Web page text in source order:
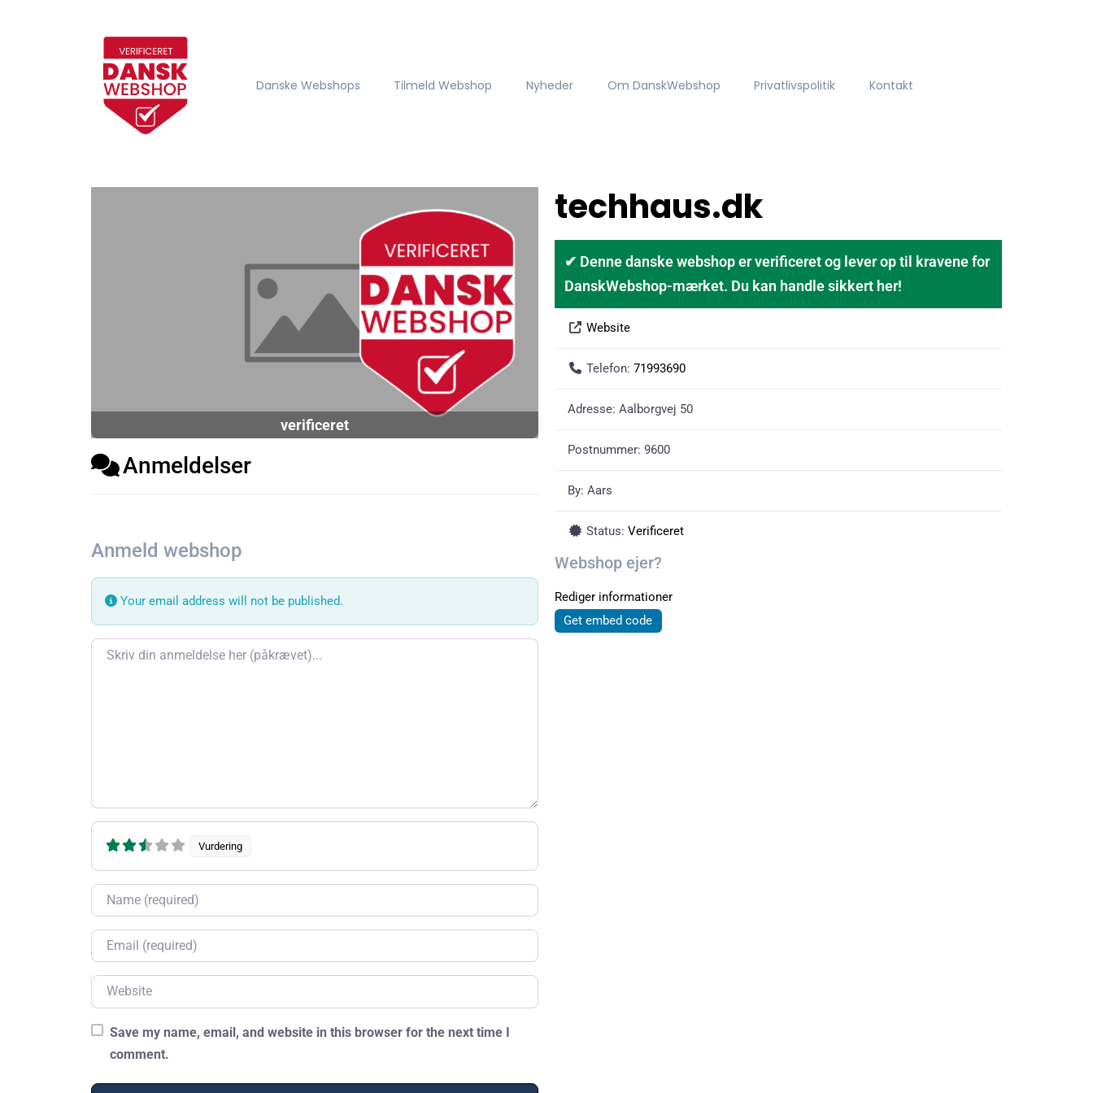
Danske Webshops Tilmeld Webshop Nyheder Om DanskWebshop Privatlivspolitik Kontakt
verificeret
Anmeldelser
Anmeld webshop
Your email address will not be published.
Review text
Vurdering
Name
Email
Website
Save my name, email, and website in this browser for the next time I
comment.
techhaus.dk
✔ Denne danske webshop er verificeret og lever op til kravene for
DanskWebshop-mærket. Du kan handle sikkert her!
Website
Telefon: 71993690
Adresse: Aalborgvej 50
Postnummer: 9600
By: Aars
Status: Verificeret
Webshop ejer?
Rediger informationer
Get embed code